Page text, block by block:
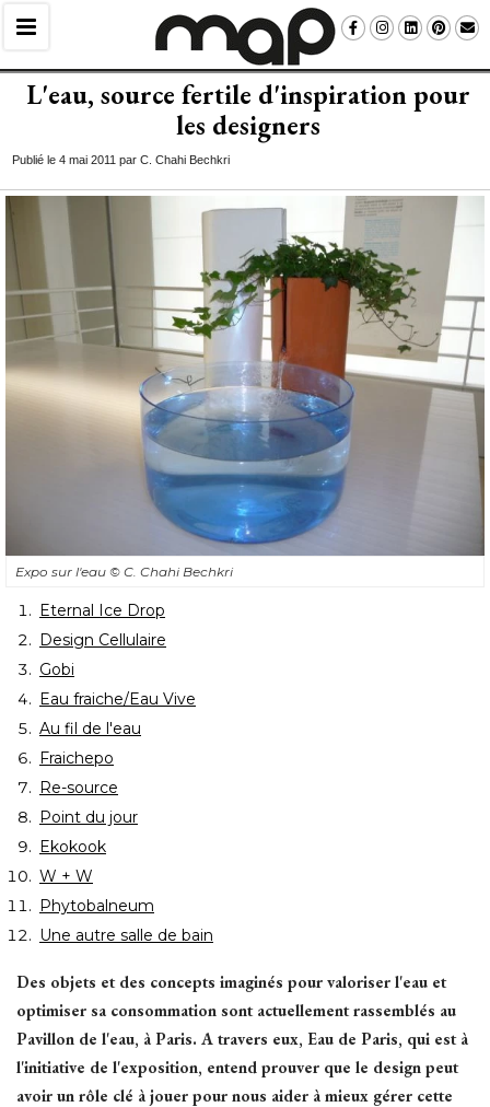
L'eau, source fertile d'inspiration pour
les designers
Publié le 4 mai 2011 par C. Chahi Bechkri
Expo sur l'eau © C. Chahi Bechkri
Eternal Ice Drop
Design Cellulaire
Gobi
Eau fraiche/Eau Vive
Au fil de l'eau
Fraichepo
Re-source
Point du jour
Ekokook
W + W
Phytobalneum
Une autre salle de bain
Des objets et des concepts imaginés pour valoriser l'eau et
optimiser sa consommation sont actuellement rassemblés au
Pavillon de l'eau, à Paris. A travers eux, Eau de Paris, qui est à
l'initiative de l'exposition, entend prouver que le design peut
avoir un rôle clé à jouer pour nous aider à mieux gérer cette